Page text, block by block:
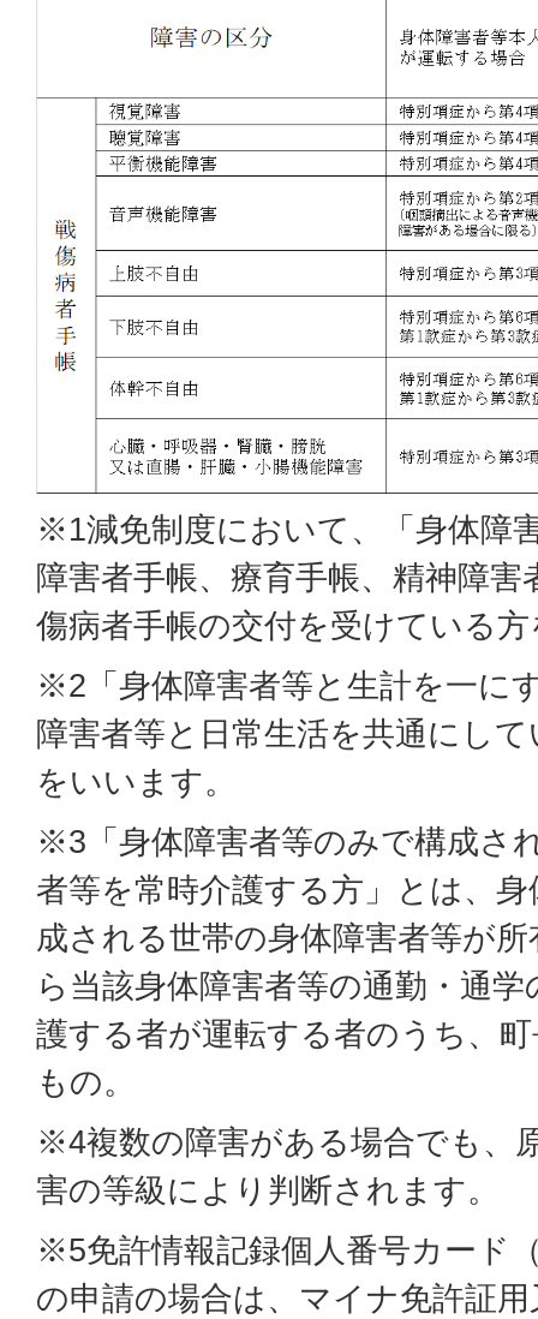
※1減免制度において、「身体障
障害者手帳、療育手帳、精神障害
傷病者手帳の交付を受けている
※2「身体障害者等と生計を一に
障害者等と日常生活を共通にし
をいいます。
※3「身体障害者等のみで構成さ
者等を常時介護する方」とは、
成される世帯の身体障害者等が
ら当該身体障害者等の通勤・通
護する者が運転する者のうち、
もの。
※4複数の障害がある場合でも、
害の等級により判断されます。
※5免許情報記録個人番号カード
の申請の場合は、マイナ免許証